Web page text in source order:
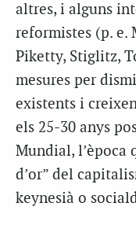
altres, i alguns
reformistes (p. e.
Piketty, Stiglitz,
mesures per
existents i
els 25-30 anys
Mundial, l’època
d’or” del
keynesià o